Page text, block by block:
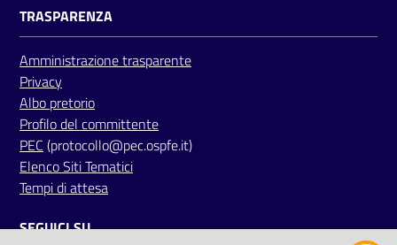
TRASPARENZA
Amministrazione trasparente
Privacy
Albo pretorio
Profilo del committente
PEC (protocollo@pec.ospfe.it)
Elenco Siti Tematici
Tempi di attesa
SEGUICI SU